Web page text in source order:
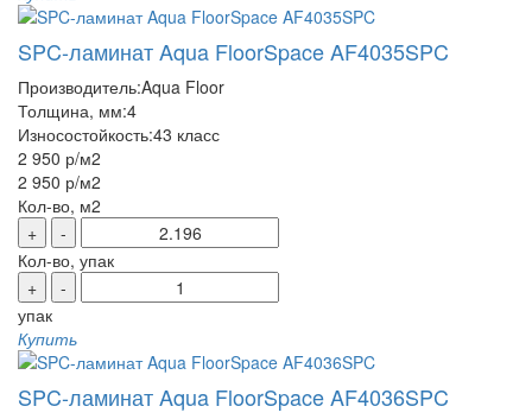
SPC-ламинат Aqua FloorSpace AF4035SPC
Производитель:Aqua Floor
Толщина, мм:4
Износостойкость:43 класс
2 950 р/м2
2 950 р/м2
Кол-во, м2
+
-
Кол-во, упак
+
-
упак
Купить
SPC-ламинат Aqua FloorSpace AF4036SPC